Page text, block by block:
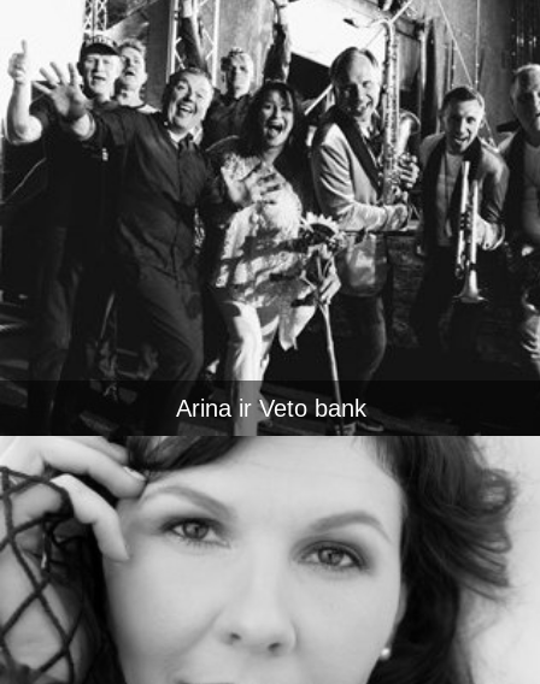
Arina ir Veto bank